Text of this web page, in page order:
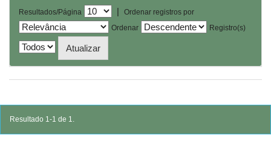
Resultados/Página |
Ordenar registros por
Ordenar
Registro(s)
Resultado 1-1 de 1.